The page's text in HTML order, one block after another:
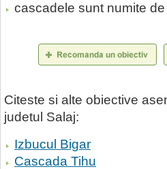
cascadele sunt numite
Citeste si alte obiective
judetul Salaj:
Izbucul Bigar
Cascada Tihu